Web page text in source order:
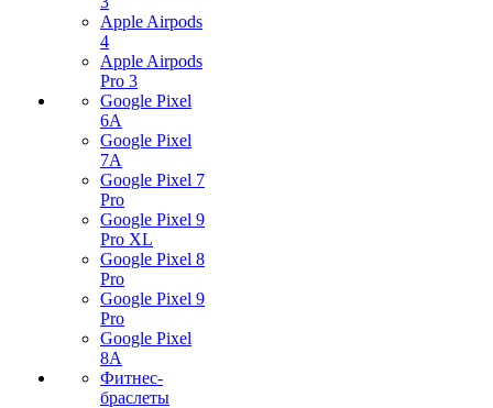
Apple Airpods
4
Apple Airpods
Pro 3
Google Pixel
6A
Google Pixel
7А
Google Pixel 7
Pro
Google Pixel 9
Pro XL
Google Pixel 8
Pro
Google Pixel 9
Pro
Google Pixel
8A
Фитнес-
браслеты